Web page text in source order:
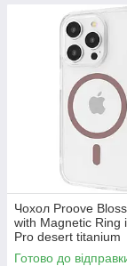
Чохол Proove
with Magnetic Ring
Pro desert titanium
(PCBLIP16P033)
Готово до